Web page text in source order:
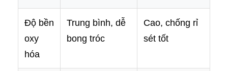
Độ bền
oxy
hóa
Trung bình, dễ
bong tróc
Cao, chống rỉ
sét tốt